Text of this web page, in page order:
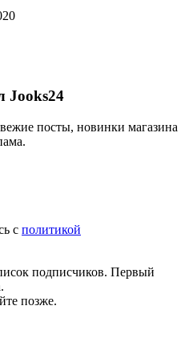
Jooks24
посты, новинки магазина
с политикой
подписчиков. Первый
позже.